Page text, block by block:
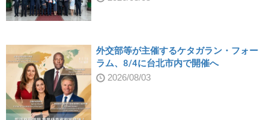
外交部等が主催するケタガラン・フォー
ラム、8/4に台北市内で開催へ
2026/08/03